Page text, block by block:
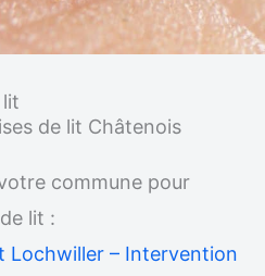
lit
de lit Châtenois
commune pour
lit :
Lochwiller – Intervention